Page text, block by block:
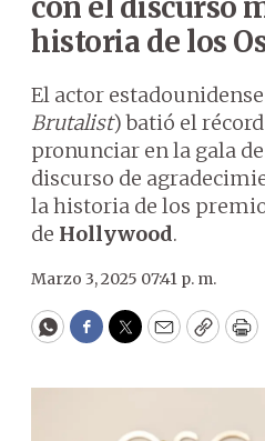
historia de los
El actor estadounidense
Brutalist) batió el
pronunciar en la gala
discurso de
la historia de los
de Hollywood.
Marzo 3, 2025 07:41 p. m.
WhatsApp
Facebook
Twitter
EmailCopy